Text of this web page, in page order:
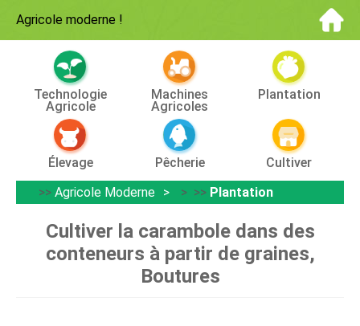
Agricole moderne !
Technologie
Agricole
Machines
Agricoles
Plantation
Élevage Pêcherie
Cultiver
>> Agricole Moderne > >> Plantation
Cultiver la carambole dans des
conteneurs à partir de graines,
Boutures